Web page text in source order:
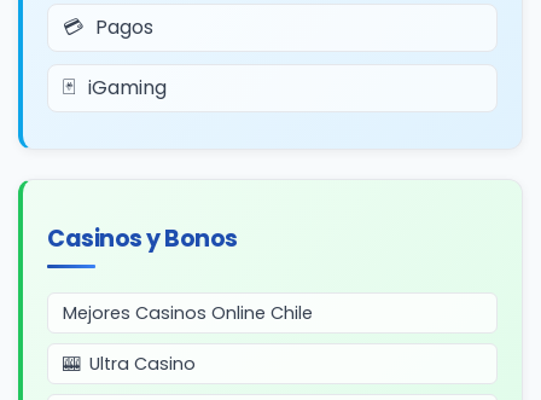
Pagos
iGaming
Casinos y Bonos
Mejores Casinos Online Chile
Ultra Casino